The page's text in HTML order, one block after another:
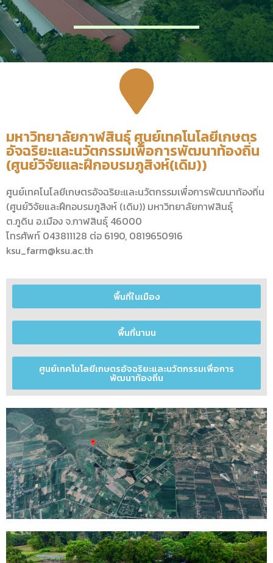
มหาวิทยาลัยกาฬสินธุ์ ศูนย์เทคโนโลยีเกษตร
อัจฉริยะและนวัตกรรมเพื่อการพัฒนาท้องถิ่น
(ศูนย์วิจัยและฝึกอบรมภูสิงห์(เดิม))
ศูนย์เทคโนโลยีเกษตรอัจฉริยะและนวัตกรรมเพื่อการพัฒนาท้องถิ่น
(ศูนย์วิจัยและฝึกอบรมภูสิงห์ (เดิม)) มหาวิทยาลัยกาฬสินธุ์
ต.ภูดิน อ.เมือง จ.กาฬสินธุ์ 46000
โทรศัพท์ 043811128 ต่อ 6190, 0819650916
ksu_farm@ksu.ac.th
พื้นที่ในเมือง
พื้นที่นามน
ศูนย์เทคโนโลยีเกษตรอัจฉริยะและนวัตกรรมเพื่อการ
พัฒนาท้องถิ่น